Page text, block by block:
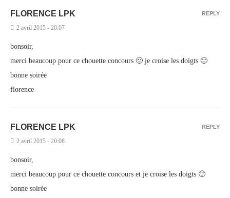
FLORENCE LPK
2 avril 2015 - 20:07
bonsoir,
merci beaucoup pour ce chouette concours 🙂 je croise les doigts 🙂
bonne soirée
florence
REPLY
FLORENCE LPK
2 avril 2015 - 20:08
bonsoir,
merci beaucoup pour ce chouette concours et je croise les doigts 🙂
bonne soirée
REPLY